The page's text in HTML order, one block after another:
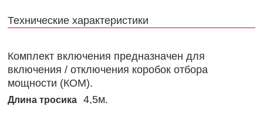
Технические характеристики
Комплект включения предназначен для
включения / отключения коробок отбора
мощности (КОМ).
Длина тросика 4,5м.